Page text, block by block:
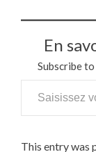
En
Subscribe
This entry was